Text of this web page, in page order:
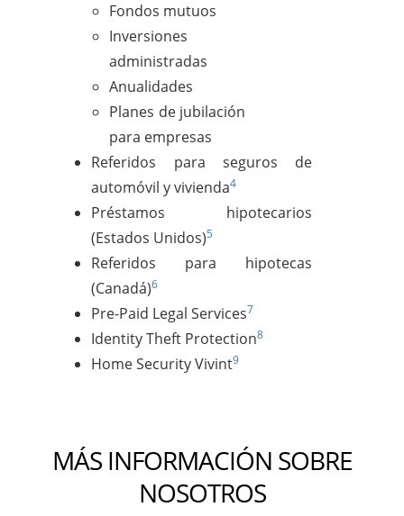
Fondos mutuos
Inversiones
administradas
Anualidades
Planes de jubilación
para empresas
Referidos para seguros de
automóvil y vivienda4
Préstamos hipotecarios
(Estados Unidos)5
Referidos para hipotecas
(Canadá)6
Pre-Paid Legal Services7
Identity Theft Protection8
Home Security Vivint9
MÁS INFORMACIÓN SOBRE
NOSOTROS